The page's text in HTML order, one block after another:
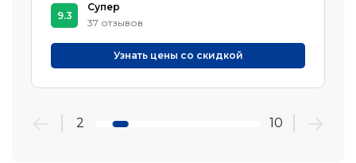
9.3
Супер
37 отзывов
Узнать цены со скидкой
2 10